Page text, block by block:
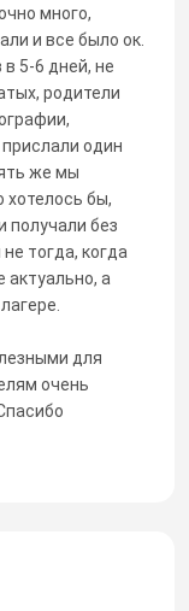
много,
и все было ок.
5-6 дней, не
родители
один
же мы
бы,
получали без
тогда, когда
актуально, а
для
очень